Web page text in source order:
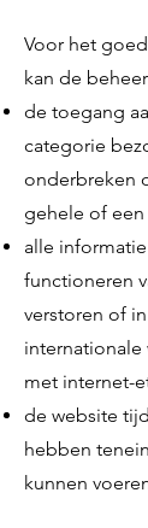
Voor het
kan de
de toegang
categorie
onderbreken
gehele of
alle
functioneren
verstoren of
met internet-
de website
hebben
kunnen